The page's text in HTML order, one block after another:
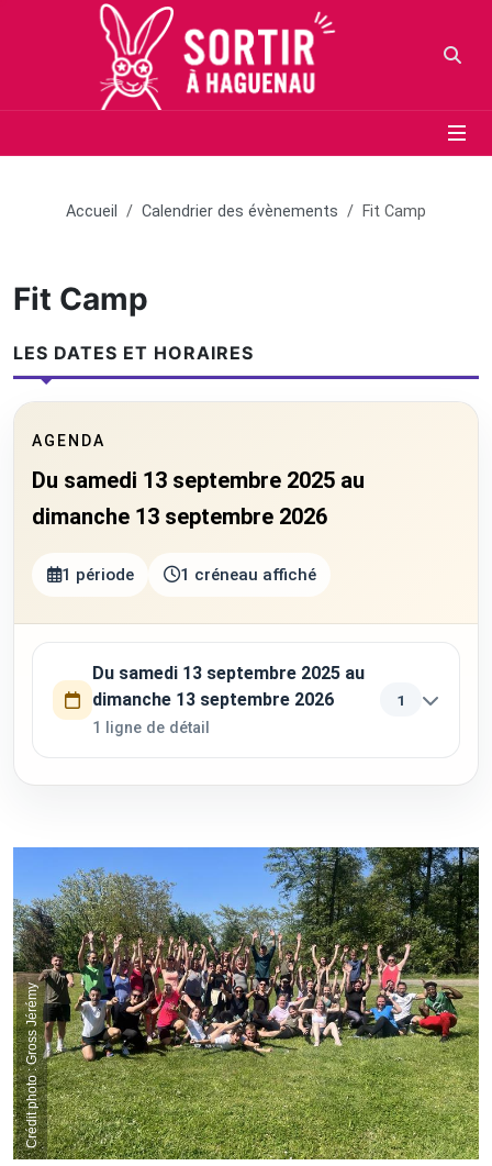
Aller au contenu principal
Aller au menu
Aller au moteur de recherche
Accueil Calendrier des évènements Fit Camp
Fit Camp
LES DATES ET HORAIRES
AGENDA
Du samedi 13 septembre 2025 au
dimanche 13 septembre 2026
1 période 1 créneau affiché
Du samedi 13 septembre 2025 au
dimanche 13 septembre 2026
1 ligne de détail
1
Crédit photo : Gross Jérémy
Panneau de gestion des cookies